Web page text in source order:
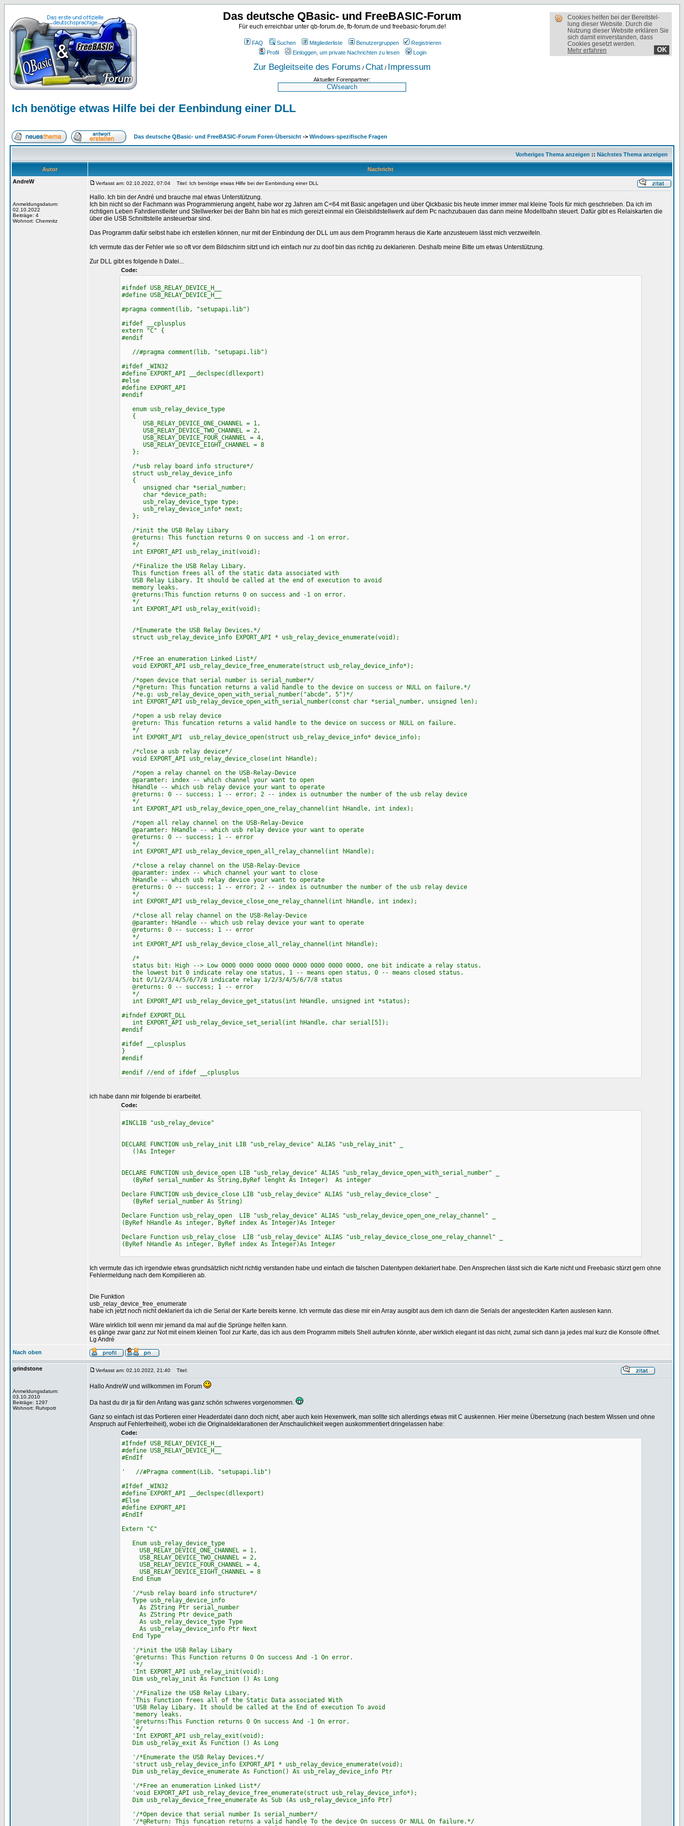
Cookies helfen bei der Bereit­stel­
lung dieser Website. Durch die
Nutzung dieser Website erklären Sie
sich damit einverstanden, dass
Cookies gesetzt werden.
Mehr erfahren
OK
Das deutsche QBasic- und FreeBASIC-Forum
Für euch erreichbar unter qb-forum.de, fb-forum.de und freebasic-forum.de!
FAQ Suchen Mitgliederliste Benutzergruppen
Registrieren
Profil
Einloggen, um private Nachrichten zu lesen Login
Zur Begleitseite des Forums / Chat / Impressum
Aktueller Forenpartner:
Ich benötige etwas Hilfe bei der Eenbindung einer DLL
Das deutsche QBasic- und FreeBASIC-Forum Foren-Übersicht -> Windows-spezifische Fragen
Vorheriges Thema anzeigen :: Nächstes Thema anzeigen
Autor
Nachricht
AndreW
Anmeldungsdatum:
02.10.2022
Beiträge: 4
Wohnort: Chemnitz
Verfasst am: 02.10.2022, 07:04 Titel: Ich benötige etwas Hilfe bei der Eenbindung einer DLL
Hallo. Ich bin der André und brauche mal etwas Unterstützung.
Ich bin nicht so der Fachmann was Programmierung angeht, habe wor zg Jahren am C<64 mit Basic angefagen und über Qickbasic bis heute immer immer mal kleine Tools für mich geschrieben. Da ich im
richtigen Leben Fahrdienstleiter und Stellwerker bei der Bahn bin hat es mich gereizt einmal ein Gleisbildstellwerk auf dem Pc nachzubauen das dann meine Modellbahn steuert. Dafür gibt es Relaiskarten die
über die USB Schnittstelle ansteuerbar sind.
Das Programm dafür selbst habe ich erstellen können, nur mit der Einbindung der DLL um aus dem Programm heraus die Karte anzusteuern lässt mich verzweifeln.
Ich vermute das der Fehler wie so oft vor dem Bildschirm sitzt und ich einfach nur zu doof bin das richtig zu deklarieren. Deshalb meine Bitte um etwas Unterstützung.
Zur DLL gibt es folgende h Datei...
Code:
#ifndef USB_RELAY_DEVICE_H__
#define USB_RELAY_DEVICE_H__
#pragma comment(lib, "setupapi.lib")
#ifdef __cplusplus
extern "C" {
#endif
//#pragma comment(lib, "setupapi.lib")
#ifdef _WIN32
#define EXPORT_API __declspec(dllexport)
#else
#define EXPORT_API
#endif
enum usb_relay_device_type
{
USB_RELAY_DEVICE_ONE_CHANNEL = 1,
USB_RELAY_DEVICE_TWO_CHANNEL = 2,
USB_RELAY_DEVICE_FOUR_CHANNEL = 4,
USB_RELAY_DEVICE_EIGHT_CHANNEL = 8
};
/*usb relay board info structure*/
struct usb_relay_device_info
{
unsigned char *serial_number;
char *device_path;
usb_relay_device_type type;
usb_relay_device_info* next;
};
/*init the USB Relay Libary
@returns: This function returns 0 on success and -1 on error.
*/
int EXPORT_API usb_relay_init(void);
/*Finalize the USB Relay Libary.
This function frees all of the static data associated with
USB Relay Libary. It should be called at the end of execution to avoid
memory leaks.
@returns:This function returns 0 on success and -1 on error.
*/
int EXPORT_API usb_relay_exit(void);
/*Enumerate the USB Relay Devices.*/
struct usb_relay_device_info EXPORT_API * usb_relay_device_enumerate(void);
/*Free an enumeration Linked List*/
void EXPORT_API usb_relay_device_free_enumerate(struct usb_relay_device_info*);
/*open device that serial number is serial_number*/
/*@return: This funcation returns a valid handle to the device on success or NULL on failure.*/
/*e.g: usb_relay_device_open_with_serial_number("abcde", 5")*/
int EXPORT_API usb_relay_device_open_with_serial_number(const char *serial_number, unsigned len);
/*open a usb relay device
@return: This funcation returns a valid handle to the device on success or NULL on failure.
*/
int EXPORT_API usb_relay_device_open(struct usb_relay_device_info* device_info);
/*close a usb relay device*/
void EXPORT_API usb_relay_device_close(int hHandle);
/*open a relay channel on the USB-Relay-Device
@paramter: index -- which channel your want to open
hHandle -- which usb relay device your want to operate
@returns: 0 -- success; 1 -- error; 2 -- index is outnumber the number of the usb relay device
*/
int EXPORT_API usb_relay_device_open_one_relay_channel(int hHandle, int index);
/*open all relay channel on the USB-Relay-Device
@paramter: hHandle -- which usb relay device your want to operate
@returns: 0 -- success; 1 -- error
*/
int EXPORT_API usb_relay_device_open_all_relay_channel(int hHandle);
/*close a relay channel on the USB-Relay-Device
@paramter: index -- which channel your want to close
hHandle -- which usb relay device your want to operate
@returns: 0 -- success; 1 -- error; 2 -- index is outnumber the number of the usb relay device
*/
int EXPORT_API usb_relay_device_close_one_relay_channel(int hHandle, int index);
/*close all relay channel on the USB-Relay-Device
@paramter: hHandle -- which usb relay device your want to operate
@returns: 0 -- success; 1 -- error
*/
int EXPORT_API usb_relay_device_close_all_relay_channel(int hHandle);
/*
status bit: High --> Low 0000 0000 0000 0000 0000 0000 0000 0000, one bit indicate a relay status.
the lowest bit 0 indicate relay one status, 1 -- means open status, 0 -- means closed status.
bit 0/1/2/3/4/5/6/7/8 indicate relay 1/2/3/4/5/6/7/8 status
@returns: 0 -- success; 1 -- error
*/
int EXPORT_API usb_relay_device_get_status(int hHandle, unsigned int *status);
#ifndef EXPORT_DLL
int EXPORT_API usb_relay_device_set_serial(int hHandle, char serial[5]);
#endif
#ifdef __cplusplus
}
#endif
#endif //end of ifdef __cplusplus
ich habe dann mir folgende bi erarbeitet.
Code:
#INCLIB "usb_relay_device"
DECLARE FUNCTION usb_relay_init LIB "usb_relay_device" ALIAS "usb_relay_init" _
()As Integer
DECLARE FUNCTION usb_device_open LIB "usb_relay_device" ALIAS "usb_relay_device_open_with_serial_number" _
(ByRef serial_number As String,ByRef lenght As Integer) As integer
Declare FUNCTION usb_device_close LIB "usb_relay_device" ALIAS "usb_relay_device_close" _
(ByRef serial_number As String)
Declare Function usb_relay_open LIB "usb_relay_device" ALIAS "usb_relay_device_open_one_relay_channel" _
(ByRef hHandle As integer, ByRef index As Integer)As Integer
Declare Function usb_relay_close LIB "usb_relay_device" ALIAS "usb_relay_device_close_one_relay_channel" _
(ByRef hHandle As integer, ByRef index As Integer)As Integer
Ich vermute das ich irgendwie etwas grundsätzlich nicht richtig verstanden habe und einfach die falschen Datentypen deklariert habe. Den Ansprechen lässt sich die Karte nicht und Freebasic stürzt gern ohne
Fehlermeldung nach dem Kompilieren ab.
Die Funktion
usb_relay_device_free_enumerate
habe ich jetzt noch nicht deklariert da ich die Serial der Karte bereits kenne. Ich vermute das diese mir ein Array ausgibt aus dem ich dann die Serials der angesteckten Karten auslesen kann.
Wäre wirklich toll wenn mir jemand da mal auf die Sprünge helfen kann.
es gänge zwar ganz zur Not mit einem kleinen Tool zur Karte, das ich aus dem Programm mittels Shell aufrufen könnte, aber wirklich elegant ist das nicht, zumal sich dann ja jedes mal kurz die Konsole öffnet.
Lg André
Nach oben
grindstone
Anmeldungsdatum:
03.10.2010
Beiträge: 1297
Wohnort: Ruhrpott
Verfasst am: 02.10.2022, 21:40 Titel:
Hallo AndreW und willkommen im Forum
Da hast du dir ja für den Anfang was ganz schön schweres vorgenommen.
Ganz so einfach ist das Portieren einer Headerdatei dann doch nicht, aber auch kein Hexenwerk, man sollte sich allerdings etwas mit C auskennen. Hier meine Übersetzung (nach bestem Wissen und ohne
Anspruch auf Fehlerfreiheit), wobei ich die Originaldeklarationen der Anschaulichkeit wegen auskommentiert dringelassen habe:
Code:
#Ifndef USB_RELAY_DEVICE_H__
#define USB_RELAY_DEVICE_H__
#EndIf
' //#Pragma comment(Lib, "setupapi.lib")
#Ifdef _WIN32
#define EXPORT_API __declspec(dllexport)
#Else
#define EXPORT_API
#EndIf
Extern "C"
Enum usb_relay_device_type
USB_RELAY_DEVICE_ONE_CHANNEL = 1,
USB_RELAY_DEVICE_TWO_CHANNEL = 2,
USB_RELAY_DEVICE_FOUR_CHANNEL = 4,
USB_RELAY_DEVICE_EIGHT_CHANNEL = 8
End Enum
'/*usb relay board info structure*/
Type usb_relay_device_info
As ZString Ptr serial_number
As ZString Ptr device_path
As usb_relay_device_type Type
As usb_relay_device_info Ptr Next
End Type
'/*init the USB Relay Libary
'@returns: This Function returns 0 On success And -1 On error.
'*/
'Int EXPORT_API usb_relay_init(void);
Dim usb_relay_init As Function () As Long
'/*Finalize the USB Relay Libary.
'This Function frees all of the Static Data associated With
'USB Relay Libary. It should be called at the End of execution To avoid
'memory leaks.
'@returns:This Function returns 0 On success And -1 On error.
'*/
'Int EXPORT_API usb_relay_exit(void);
Dim usb_relay_exit As Function () As Long
'/*Enumerate the USB Relay Devices.*/
'struct usb_relay_device_info EXPORT_API * usb_relay_device_enumerate(void);
Dim usb_relay_device_enumerate As Function() As usb_relay_device_info Ptr
'/*Free an enumeration Linked List*/
'void EXPORT_API usb_relay_device_free_enumerate(struct usb_relay_device_info*);
Dim usb_relay_device_free_enumerate As Sub (As usb_relay_device_info Ptr)
'/*Open device that serial number Is serial_number*/
'/*@Return: This funcation returns a valid handle To the device On success Or NULL On failure.*/